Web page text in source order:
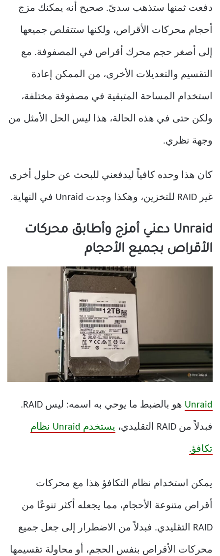
دفعت ثمنها ستذهب سدىً. صحيح أنه يمكنك مزج
أحجام محركات الأقراص، ولكنها ستتقلص جميعها
إلى أصغر حجم محرك أقراص في المصفوفة. مع
التقسيم والتعديلات الأخرى، من الممكن إعادة
استخدام المساحة المتبقية في مصفوفة مختلفة،
ولكن حتى في هذه الحالة، هذا ليس الحل الأمثل من
وجهة نظري.
كان هذا وحده كافياً ليدفعني للبحث عن حلول أخرى
غير RAID للتخزين، وهكذا وجدت Unraid في النهاية.
Unraid دعني أمزج وأطابق محركات
الأقراص بجميع الأحجام
Unraid هو بالضبط ما يوحي به اسمه: ليس RAID.
فبدلاً من RAID التقليدي، يستخدم Unraid نظام
تكافؤ.
يمكن استخدام نظام التكافؤ هذا مع محركات
أقراص متنوعة الأحجام، مما يجعله أكثر تنوعًا من
RAID التقليدي. فبدلاً من الاضطرار إلى جعل جميع
محركات الأقراص بنفس الحجم، أو محاولة تقسيمها